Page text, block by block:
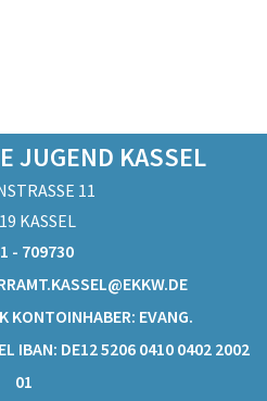
JUGEND KASSEL
11
KASSEL
- 709730
KONTOINHABER: EVANG.
IBAN: DE12 5206 0410 0402 2002
01